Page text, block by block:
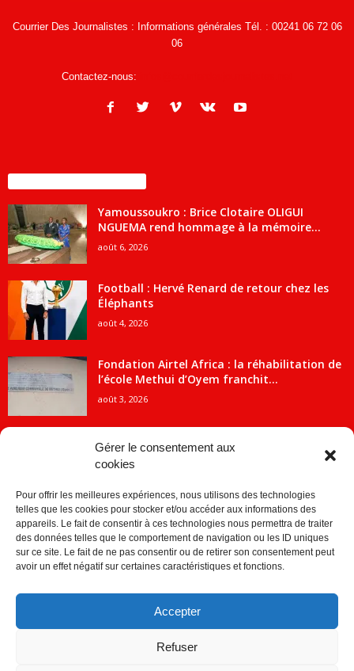
Gérer le consentement aux
cookies
Pour offrir les meilleures expériences, nous utilisons des technologies
telles que les cookies pour stocker et/ou accéder aux informations des
appareils. Le fait de consentir à ces technologies nous permettra de traiter
des données telles que le comportement de navigation ou les ID uniques
sur ce site. Le fait de ne pas consentir ou de retirer son consentement peut
avoir un effet négatif sur certaines caractéristiques et fonctions.
Accepter
Refuser
Courrier Des Journalistes : Informations générales Tél. : 00241 06 72 06
06
Contactez-nous:
Yamoussoukro : Brice Clotaire OLIGUI
NGUEMA rend hommage à la mémoire...
août 6, 2026
Football : Hervé Renard de retour chez les
Éléphants
août 4, 2026
Fondation Airtel Africa : la réhabilitation de
l’école Methui d’Oyem franchit...
août 3, 2026
ACTUALITES
Economie 2091
1840
Société
Sport 859